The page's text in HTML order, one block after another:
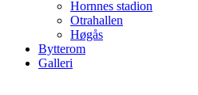
Hornnes stadion
Otrahallen
Høgås
Bytterom
Galleri